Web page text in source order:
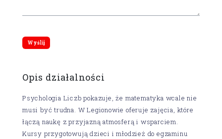
Opis działalności
Psychologia Liczb pokazuje, że matematyka wcale nie
musi być trudna. W Legionowie oferuje zajęcia, które
łączą naukę z przyjazną atmosferą i wsparciem.
Kursy przygotowują dzieci i młodzież do egzaminu